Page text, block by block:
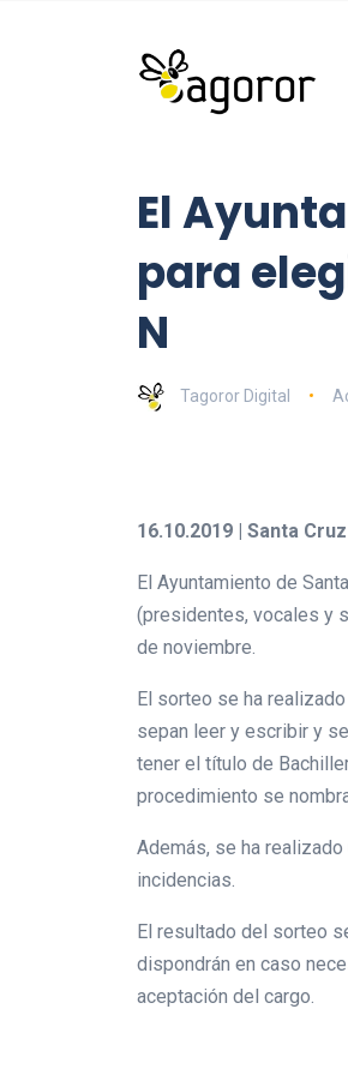
El
para
N
Tagoror Digital
16.10.2019 | Santa
El Ayuntamiento de
(presidentes, vocales y
de noviembre.
El sorteo se ha
sepan leer y escribir y
tener el título de
procedimiento se
Además, se ha
incidencias.
El resultado del sorteo
dispondrán en caso
aceptación del cargo.